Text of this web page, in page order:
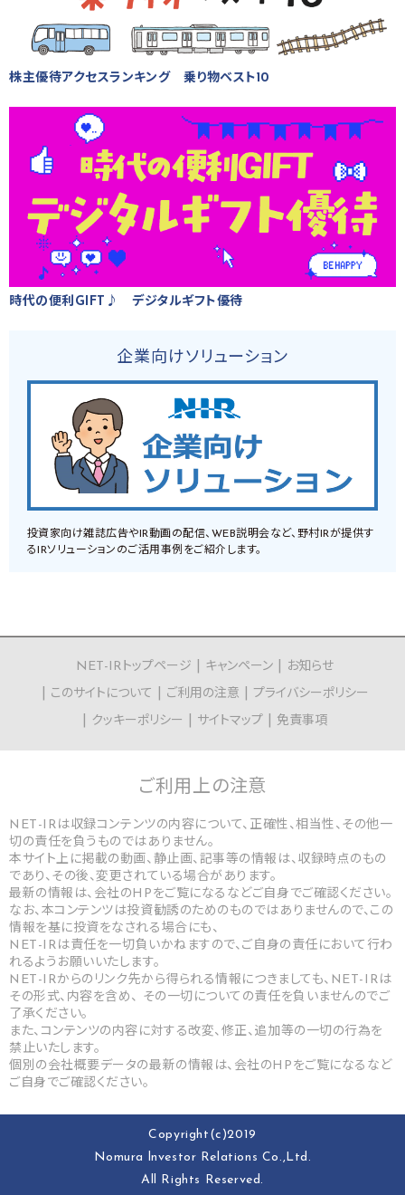
株主優待アクセスランキング 乗り物ベスト10
時代の便利GIFT♪ デジタルギフト優待
企業向けソリューション
投資家向け雑誌広告やIR動画の配信、WEB説明会など、野村IRが提供す
るIRソリューションのご活用事例をご紹介します。
NET-IRトップページ キャンペーン
お知らせ
このサイトについて
ご利用の注意
プライバシーポリシー
クッキーポリシー
サイトマップ 免責事項
ご利用上の注意
NET-IRは収録コンテンツの内容について、正確性、相当性、その他一
切の責任を負うものではありません。
本サイト上に掲載の動画、静止画、記事等の情報は、収録時点のもの
であり、その後、変更されている場合があります。
最新の情報は、会社のHPをご覧になるなどご自身でご確認ください。
なお、本コンテンツは投資勧誘のためのものではありませんので、この
情報を基に投資をなされる場合にも、
NET-IRは責任を一切負いかねますので、ご自身の責任において行わ
れるようお願いいたします。
NET-IRからのリンク先から得られる情報につきましても、NET-IRは
その形式、内容を含め、 その一切についての責任を負いませんのでご
了承ください。
また、コンテンツの内容に対する改変、修正、追加等の一切の行為を
禁止いたします。
個別の会社概要データの最新の情報は、会社のHPをご覧になるなど
ご自身でご確認ください。
Copyright(c)2019
Nomura lnvestor Relations Co.,Ltd.
All Rights Reserved.